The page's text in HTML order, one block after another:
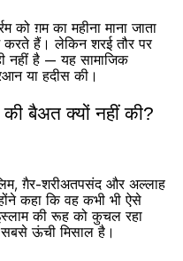
को ग़म का महीना माना जाता
हैं। लेकिन शरई तौर पर
नहीं है — यह सामाजिक
या हदीस की।
बैअत क्यों नहीं की?
ग़ैर-शरीअतपसंद और अल्लाह
कहा कि वह कभी भी ऐसे
की रूह को कुचल रहा
ऊंची मिसाल है।